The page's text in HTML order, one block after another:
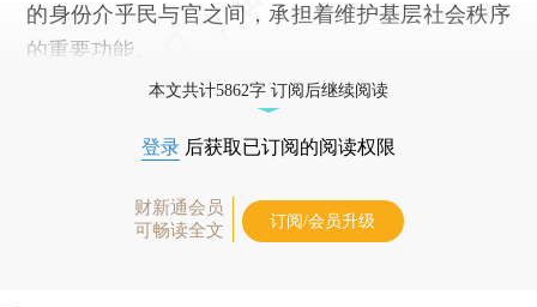
的身份介乎民与官之间，承担着维护基层社会秩序
的重要功能。
本文共计5862字 订阅后继续阅读
登录 后获取已订阅的阅读权限
财新通会员
可畅读全文
订阅/会员升级